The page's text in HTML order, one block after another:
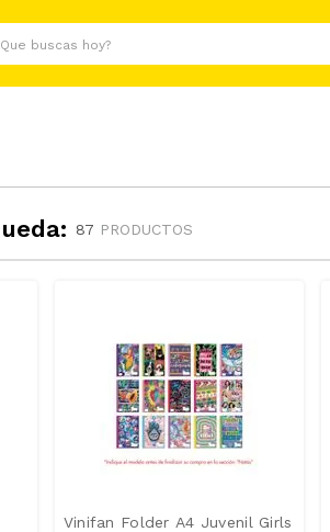
hoy?
87 PRODUCTOS
Vinifan Folder A4 Juvenil Girls